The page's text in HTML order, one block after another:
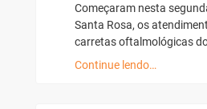
Começaram nesta
Santa Rosa, os
carretas oftalmológicas
Continue lendo…